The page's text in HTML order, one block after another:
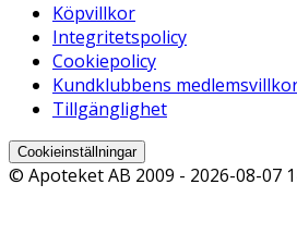
Köpvillkor
Integritetspolicy
Cookiepolicy
Kundklubbens
Tillgänglighet
Cookieinställningar
© Apoteket AB 2009 - 2026-08-07